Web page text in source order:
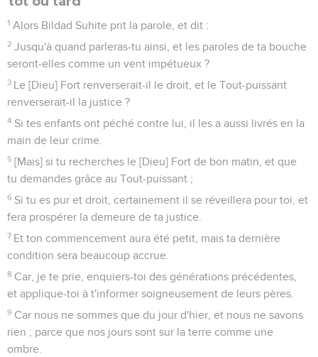
1 Alors Bildad Suhite prit la parole, et dit :
2 Jusqu'à quand parleras-tu ainsi, et les paroles de ta bouche
seront-elles comme un vent impétueux ?
3 Le [Dieu] Fort renverserait-il le droit, et le Tout-puissant
renverserait-il la justice ?
4 Si tes enfants ont péché contre lui, il les a aussi livrés en la
main de leur crime.
5 [Mais] si tu recherches le [Dieu] Fort de bon matin, et que
tu demandes grâce au Tout-puissant ;
6 Si tu es pur et droit, certainement il se réveillera pour toi, et
fera prospérer la demeure de ta justice.
7 Et ton commencement aura été petit, mais ta dernière
condition sera beaucoup accrue.
8 Car, je te prie, enquiers-toi des générations précédentes,
et applique-toi à t'informer soigneusement de leurs pères.
9 Car nous ne sommes que du jour d'hier, et nous ne savons
rien ; parce que nos jours sont sur la terre comme une
ombre.